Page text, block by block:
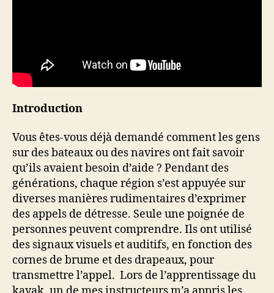
Introduction
Vous êtes-vous déjà demandé comment les gens
sur des bateaux ou des navires ont fait savoir
qu’ils avaient besoin d’aide ? Pendant des
générations, chaque région s’est appuyée sur
diverses manières rudimentaires d’exprimer
des appels de détresse. Seule une poignée de
personnes peuvent comprendre. Ils ont utilisé
des signaux visuels et auditifs, en fonction des
cornes de brume et des drapeaux, pour
transmettre l’appel. Lors de l’apprentissage du